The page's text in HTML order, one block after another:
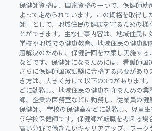
保健師資格は、国家資格の一つで、保健師助
よって定められています。この資格を取得し
師」として、地域住民の健康を守るための様
とができます。主な仕事内容は、地域住民に
学校や地域での健康教育、地域住民の健康調
題解決のために、保健計画を立案し実施する
などです。保健師になるためには、看護師国
さらに保健師国家試験に合格する必要があり
き方は、大きく分けて以下の3つがあります
どに勤務し、地域住民の健康を守るための業
師、企業の医務室などに勤務し、従業員の健
保健師、 学校の保健室などに勤務し、児童
う学校保健師です。保健師が転職を考える場
高い分野で働きたいキャリアアップ、ワーク